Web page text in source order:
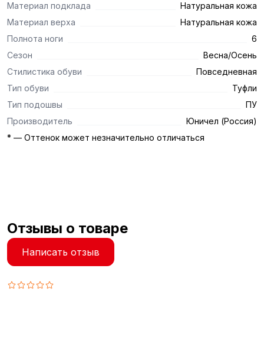
Материал подклада
Натуральная кожа
Материал верха
Натуральная кожа
Полнота ноги
6
Сезон
Весна/Осень
Стилистика обуви
Повседневная
Тип обуви
Туфли
Тип подошвы
ПУ
Производитель
Юничел (Россия)
* — Оттенок может незначительно отличаться
Отзывы о товаре
Написать отзыв